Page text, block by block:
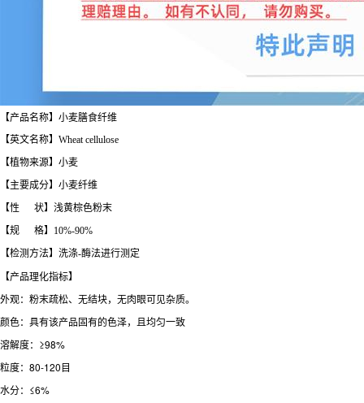
【产品名称】小麦膳食纤维
【英文名称】Wheat cellulose
【植物来源】小麦
【主要成分】小麦纤维
【性 状】浅黄棕色粉末
【规 格】10%-90%
【检测方法】洗涤-酶法进行测定
【产品理化指标】
外观：粉末疏松、无结块，无肉眼可见杂质。
颜色：具有该产品固有的色泽，且均匀一致
溶解度：≥98%
粒度：80-120目
水分：≤6%